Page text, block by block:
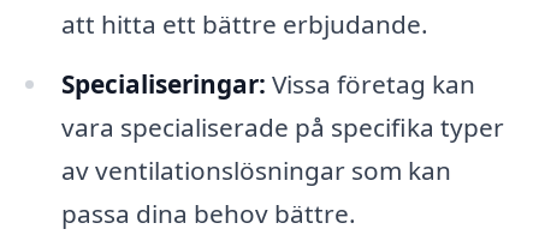
att hitta ett bättre erbjudande.
Specialiseringar: Vissa företag kan
vara specialiserade på specifika typer
av ventilationslösningar som kan
passa dina behov bättre.